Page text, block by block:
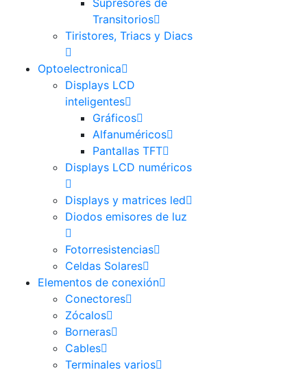
Supresores de
Transitorios
Tiristores, Triacs y Diacs
Optoelectronica
Displays LCD
inteligentes
Gráficos
Alfanuméricos
Pantallas TFT
Displays LCD numéricos
Displays y matrices led
Diodos emisores de luz
Fotorresistencias
Celdas Solares
Elementos de conexión
Conectores
Zócalos
Borneras
Cables
Terminales varios